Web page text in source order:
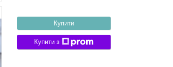
Купити
Купити з